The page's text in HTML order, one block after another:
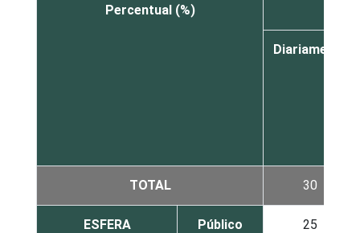
Percentual (%)
Diariamente
TOTAL 30
ESFERA
Público 25